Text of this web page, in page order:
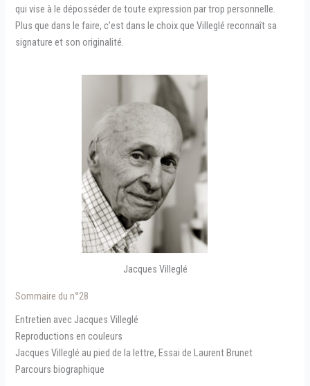
qui vise à le déposséder de toute expression par trop personnelle.
Plus que dans le faire, c’est dans le choix que Villeglé reconnaît sa
signature et son originalité.
Jacques Villeglé
Sommaire du n°28
Entretien avec Jacques Villeglé
Reproductions en couleurs
Jacques Villeglé au pied de la lettre, Essai de Laurent Brunet
Parcours biographique